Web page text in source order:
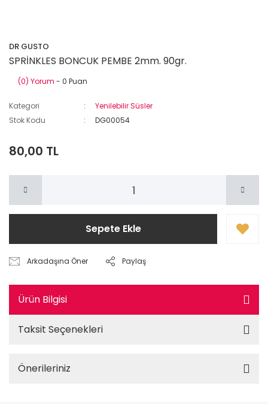
DR GUSTO
SPRİNKLES BONCUK PEMBE 2mm. 90gr.
(0) Yorum - 0 Puan
Kategori
Yenilebilir Süsler
Stok Kodu
DG00054
80,00 TL
Sepete Ekle
Arkadaşına Öner Paylaş
Ürün Bilgisi
Taksit Seçenekleri
Önerileriniz